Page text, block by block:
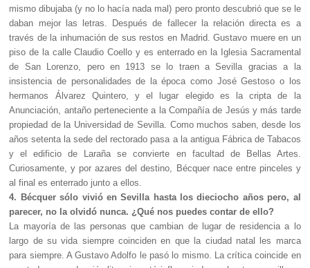
mismo dibujaba (y no lo hacía nada mal) pero pronto descubrió que se le
daban mejor las letras. Después de fallecer la relación directa es a
través de la inhumación de sus restos en Madrid. Gustavo muere en un
piso de la calle Claudio Coello y es enterrado en la Iglesia Sacramental
de San Lorenzo, pero en 1913 se lo traen a Sevilla gracias a la
insistencia de personalidades de la época como José Gestoso o los
hermanos Álvarez Quintero, y el lugar elegido es la cripta de la
Anunciación, antaño perteneciente a la Compañía de Jesús y más tarde
propiedad de la Universidad de Sevilla. Como muchos saben, desde los
años setenta la sede del rectorado pasa a la antigua Fábrica de Tabacos
y el edificio de Laraña se convierte en facultad de Bellas Artes.
Curiosamente, y por azares del destino, Bécquer nace entre pinceles y
al final es enterrado junto a ellos.
4. Bécquer sólo vivió en Sevilla hasta los dieciocho años pero, al
parecer, no la olvidó nunca. ¿Qué nos puedes contar de ello?
La mayoría de las personas que cambian de lugar de residencia a lo
largo de su vida siempre coinciden en que la ciudad natal les marca
para siempre. A Gustavo Adolfo le pasó lo mismo. La crítica coincide en